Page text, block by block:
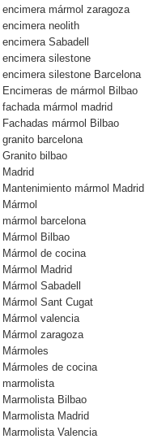
encimera mármol zaragoza
encimera neolith
encimera Sabadell
encimera silestone
encimera silestone Barcelona
Encimeras de mármol Bilbao
fachada mármol madrid
Fachadas mármol Bilbao
granito barcelona
Granito bilbao
Madrid
Mantenimiento mármol Madrid
Mármol
mármol barcelona
Mármol Bilbao
Mármol de cocina
Mármol Madrid
Mármol Sabadell
Mármol Sant Cugat
Mármol valencia
Mármol zaragoza
Mármoles
Mármoles de cocina
marmolista
Marmolista Bilbao
Marmolista Madrid
Marmolista Valencia